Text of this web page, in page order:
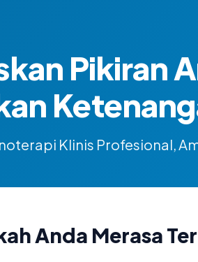
Pikiran
Klinis Profesional,
Anda Merasa